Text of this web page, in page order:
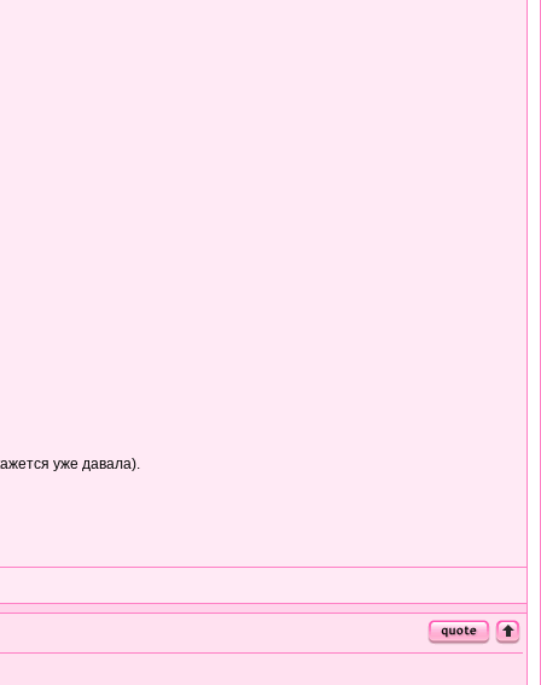
уже давала).